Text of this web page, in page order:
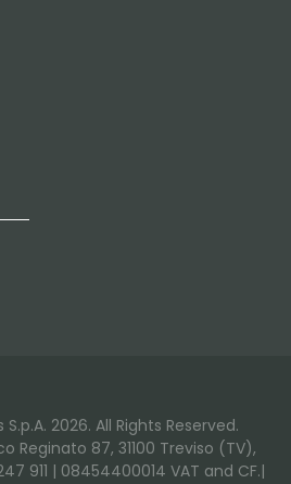
2026. All Rights Reserved.
Reginato 87, 31100 Treviso (TV),
911 | 08454400014 VAT and CF.|